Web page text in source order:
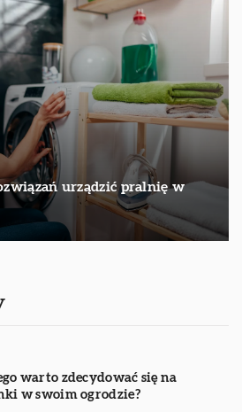
urządzić pralnię w
warto zdecydować się na
w swoim ogrodzie?